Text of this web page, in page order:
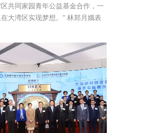
共同家园青年公益基金合作，一
大湾区实现梦想。” 林郑月娥表